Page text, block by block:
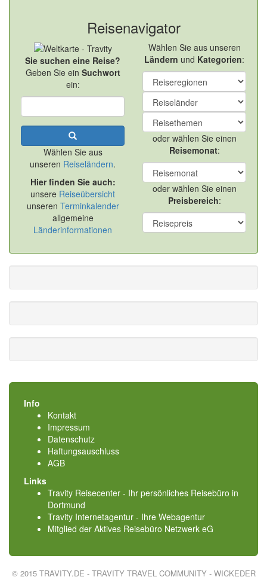
Reisenavigator
Sie suchen eine Reise?
Geben Sie ein Suchwort
ein:
Wählen Sie aus
unseren Reiseländern.
Hier finden Sie auch:
unsere Reiseübersicht
unseren Terminkalender
allgemeine
Länderinformationen
Wählen Sie aus unseren
Ländern und Kategorien:
oder wählen Sie einen
Reisemonat:
oder wählen Sie einen
Preisbereich:
Info
Kontakt
Impressum
Datenschutz
Haftungsauschluss
AGB
Links
Travity Reisecenter - Ihr persönliches Reisebüro in
Dortmund
Travity Internetagentur - Ihre Webagentur
Mitglied der Aktives Reisebüro Netzwerk eG
© 2015 TRAVITY.DE - TRAVITY TRAVEL COMMUNITY - WICKEDER